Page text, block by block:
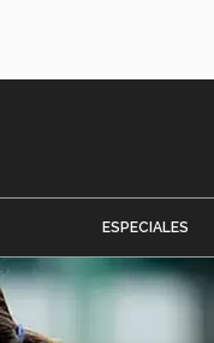
ESPECIALES